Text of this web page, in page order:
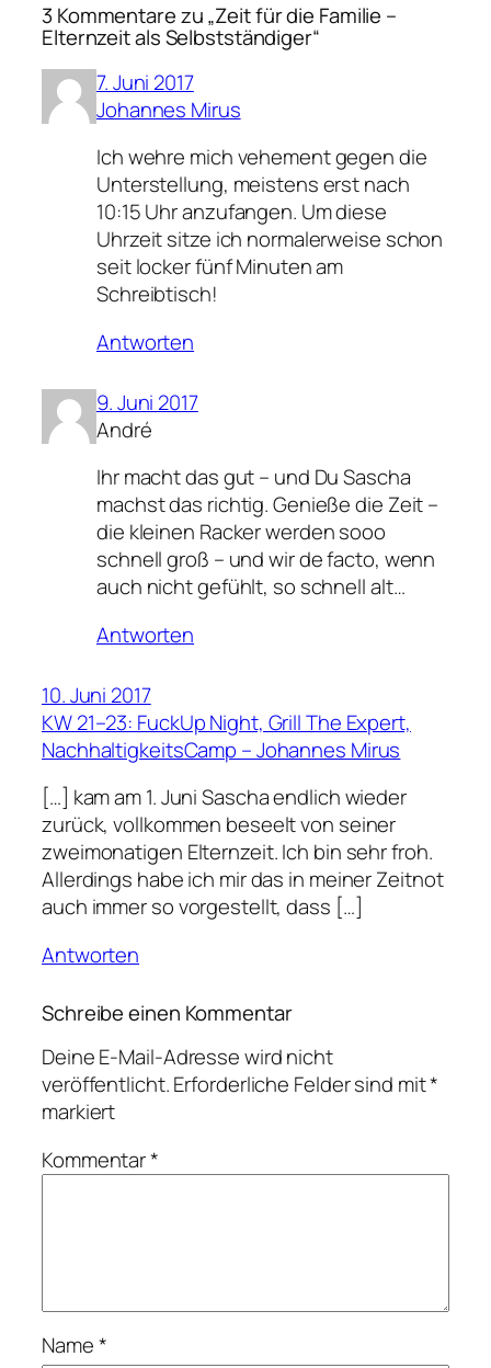
3 Kommentare zu „Zeit für die Familie –
Elternzeit als Selbstständiger“
7. Juni 2017
Johannes Mirus
Ich wehre mich vehement gegen die
Unterstellung, meistens erst nach
10:15 Uhr anzufangen. Um diese
Uhrzeit sitze ich normalerweise schon
seit locker fünf Minuten am
Schreibtisch!
Antworten
9. Juni 2017
André
Ihr macht das gut – und Du Sascha
machst das richtig. Genieße die Zeit –
die kleinen Racker werden sooo
schnell groß – und wir de facto, wenn
auch nicht gefühlt, so schnell alt…
Antworten
10. Juni 2017
KW 21–23: FuckUp Night, Grill The Expert,
NachhaltigkeitsCamp – Johannes Mirus
[…] kam am 1. Juni Sascha endlich wieder
zurück, vollkommen beseelt von seiner
zweimonatigen Elternzeit. Ich bin sehr froh.
Allerdings habe ich mir das in meiner Zeitnot
auch immer so vorgestellt, dass […]
Antworten
Schreibe einen Kommentar
Deine E-Mail-Adresse wird nicht
veröffentlicht.Erforderliche Felder sind mit*
markiert
Kommentar*
Name*